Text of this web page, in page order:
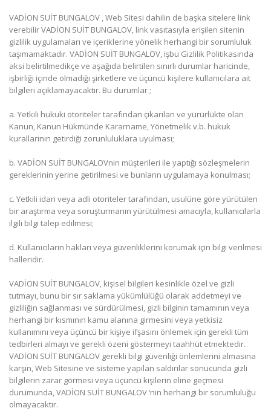
VADİON SUİT BUNGALOV , Web Sitesi dahilin de başka sitelere link
verebilir VADİON SUİT BUNGALOV, link vasıtasıyla erişilen sitenin
gizlilik uygulamaları ve içeriklerine yönelik herhangi bir sorumluluk
taşımamaktadır. VADİON SUİT BUNGALOV, işbu Gizlilik Politikasında
aksi belirtilmedikçe ve aşağıda belirtilen sınırlı durumlar haricinde,
işbirliği içinde olmadığı şirketlere ve üçüncü kişilere kullanıcılara ait
bilgileri açıklamayacaktır. Bu durumlar ;
a. Yetkili hukuki otoriteler tarafından çıkarılan ve yürürlükte olan
Kanun, Kanun Hükmünde Kararname, Yönetmelik v.b. hukuk
kurallarının getirdiği zorunluluklara uyulması;
b. VADİON SUİT BUNGALOVnin müşterileri ile yaptığı sözleşmelerin
gereklerinin yerine getirilmesi ve bunların uygulamaya konulması;
c. Yetkili idari veya adli otoriteler tarafından, usulüne göre yürütülen
bir araştırma veya soruşturmanın yürütülmesi amacıyla, kullanıcılarla
ilgili bilgi talep edilmesi;
d. Kullanıcıların hakları veya güvenliklerini korumak için bilgi verilmesi
halleridir.
VADİON SUİT BUNGALOV, kişisel bilgileri kesinlikle özel ve gizli
tutmayı, bunu bir sır saklama yükümlülüğü olarak addetmeyi ve
gizliliğin sağlanması ve sürdürülmesi, gizli bilginin tamamının veya
herhangi bir kısmının kamu alanına girmesini veya yetkisiz
kullanımını veya üçüncü bir kişiye ifşasını önlemek için gerekli tüm
tedbirleri almayı ve gerekli özeni göstermeyi taahhüt etmektedir.
VADİON SUİT BUNGALOV gerekli bilgi güvenliği önlemlerini almasına
karşın, Web Sitesine ve sisteme yapılan saldırılar sonucunda gizli
bilgilerin zarar görmesi veya üçüncü kişilerin eline geçmesi
durumunda, VADİON SUİT BUNGALOV ‘nin herhangi bir sorumluluğu
olmayacaktır.